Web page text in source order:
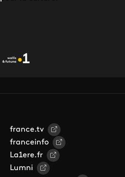
france.tv
franceinfo
La1ere.fr
Lumni